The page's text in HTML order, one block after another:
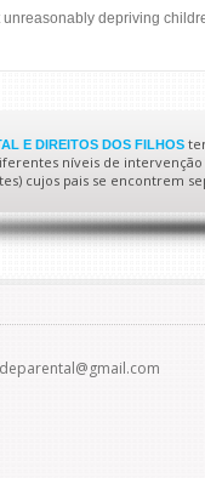
unreasonably depriving
E DIREITOS DOS FILHOS
níveis de
cujos pais se encontrem